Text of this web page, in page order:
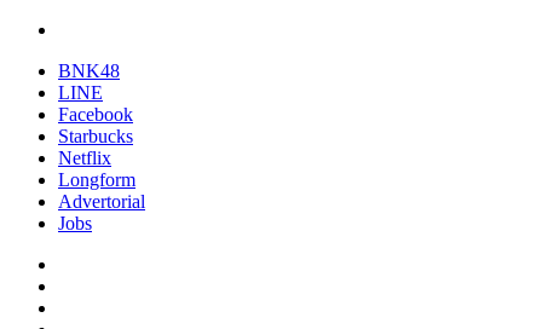
BNK48
LINE
Facebook
Starbucks
Netflix
Longform
Advertorial
Jobs